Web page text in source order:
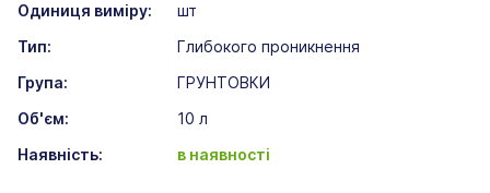
Одиниця виміру:
шт
Тип:
Глибокого проникнення
Група:
ГРУНТОВКИ
Об'єм:
10 л
Наявність:
в наявності